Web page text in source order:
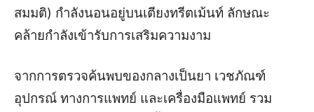
สมมติ) กำลังนอนอยู่บนเตียงทรีตเม้นท์ ลักษณะ
คล้ายกำลังเข้ารับการเสริมความงาม
จากการตรวจค้นพบของกลางเป็นยา เวชภัณฑ์
อุปกรณ์ ทางการแพทย์ และเครื่องมือแพทย์ รวม